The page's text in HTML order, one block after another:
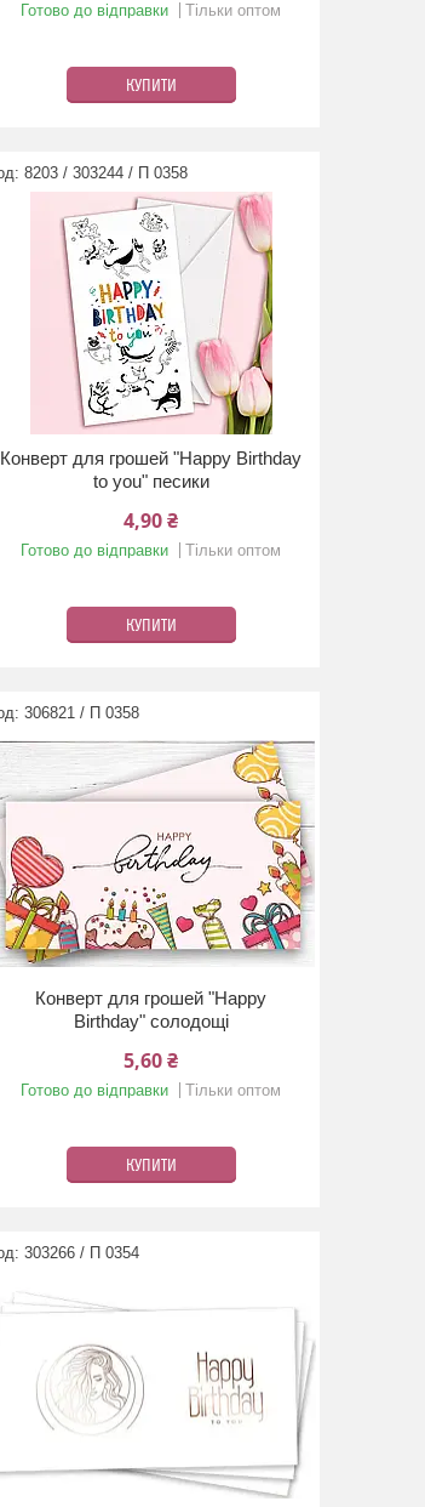
Готово до відправки Тільки оптом
КУПИТИ
8203 / 303244 / П 0358
Конверт для грошей "Happy Birthday
to you" песики
4,90 ₴
Готово до відправки Тільки оптом
КУПИТИ
306821 / П 0358
Конверт для грошей "Happy
Birthday" солодощі
5,60 ₴
Готово до відправки Тільки оптом
КУПИТИ
303266 / П 0354